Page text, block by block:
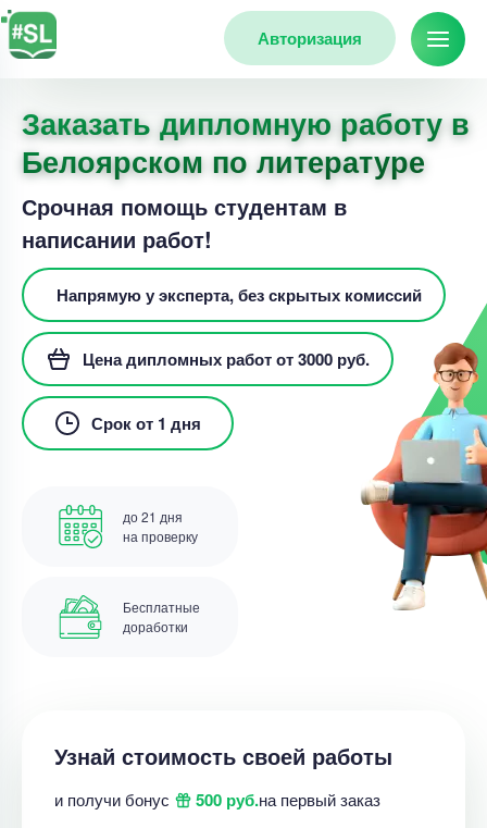
Авторизация
Заказать дипломную работу в
Белоярском по литературе
Срочная помощь студентам в
написании работ!
Напрямую у эксперта, без скрытых комиссий
Цена дипломных работ от 3000 руб.
Срок от 1 дня
до 21 дня
на проверку
Бесплатные
доработки
Узнай стоимость своей работы
и получи бонус 500 руб.на первый заказ